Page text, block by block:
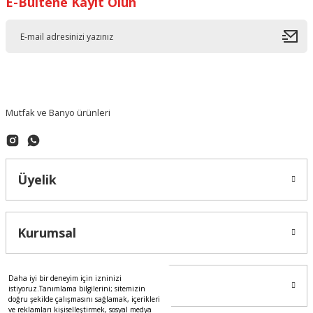
Daha iyi bir deneyim için izninizi
istiyoruz.Tanımlama bilgilerini; sitemizin
doğru şekilde çalışmasını sağlamak, içerikleri
ve reklamları kişiselleştirmek, sosyal medya
Ürün bilgilerinde hatalar bulunuyor.
Ürün fiyatı diğer sitelerden daha pahalı.
Mutfak ve Banyo ürünleri
Üyelik
Kurumsal
Alışveriş